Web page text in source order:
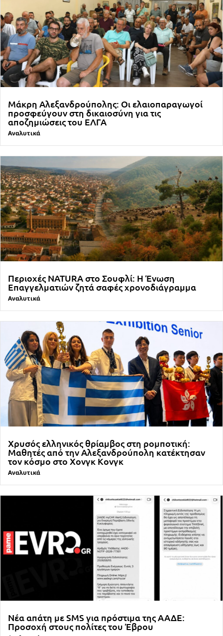
Μάκρη Αλεξανδρούπολης: Οι ελαιοπαραγωγοί
προσφεύγουν στη δικαιοσύνη για τις
αποζημιώσεις του ΕΛΓΑ
Αναλυτικά
Περιοχές NATURA στο Σουφλί: Η Ένωση
Επαγγελματιών ζητά σαφές χρονοδιάγραμμα
Αναλυτικά
Χρυσός ελληνικός θρίαμβος στη ρομποτική:
Μαθητές από την Αλεξανδρούπολη κατέκτησαν
τον κόσμο στο Χονγκ Κονγκ
Αναλυτικά
Νέα απάτη με SMS για πρόστιμα της ΑΑΔΕ:
Προσοχή στους πολίτες του Έβρου